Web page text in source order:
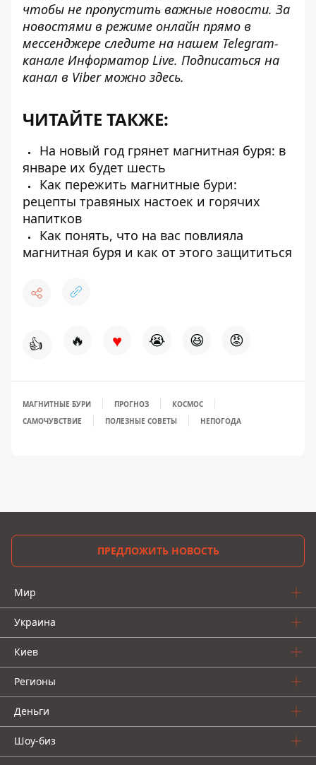
чтобы не пропустить важные новости. За
новостями в режиме онлайн прямо в
мессенджере следите на нашем Telegram-
канале Информатор Live. Подписаться на
канал в Viber можно здесь.
ЧИТАЙТЕ ТАКЖЕ:
На новый год грянет магнитная буря: в
январе их будет шесть
Как пережить магнитные бури:
рецепты травяных настоек и горячих
напитков
Как понять, что на вас повлияла
магнитная буря и как от этого защититься
👍 🔥 ♥ 😭 😆 😡
МАГНИТНЫЕ БУРИ ПРОГНОЗ
КОСМОС
САМОЧУВСТВИЕ
ПОЛЕЗНЫЕ СОВЕТЫ НЕПОГОДА
ПРЕДЛОЖИТЬ НОВОСТЬ
Мир
Украина
Киев
Регионы
Деньги
Шоу-биз